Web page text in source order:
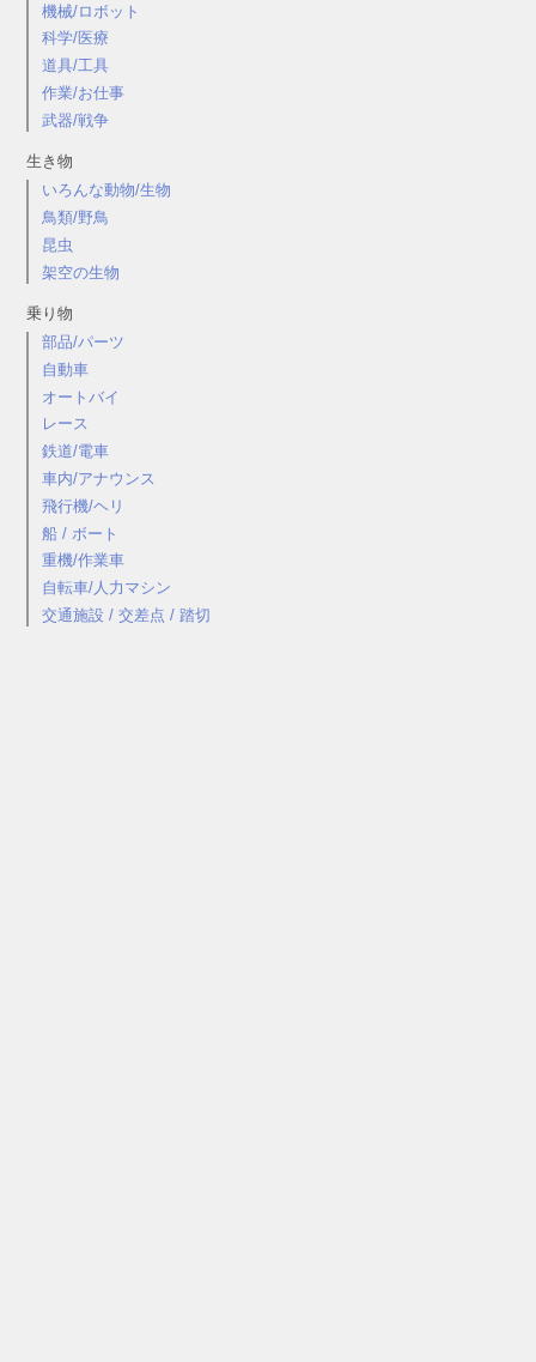
機械/ロボット
科学/医療
道具/工具
作業/お仕事
武器/戦争
生き物
いろんな動物/生物
鳥類/野鳥
昆虫
架空の生物
乗り物
部品/パーツ
自動車
オートバイ
レース
鉄道/電車
車内/アナウンス
飛行機/ヘリ
船 / ボート
重機/作業車
自転車/人力マシン
交通施設 / 交差点 / 踏切